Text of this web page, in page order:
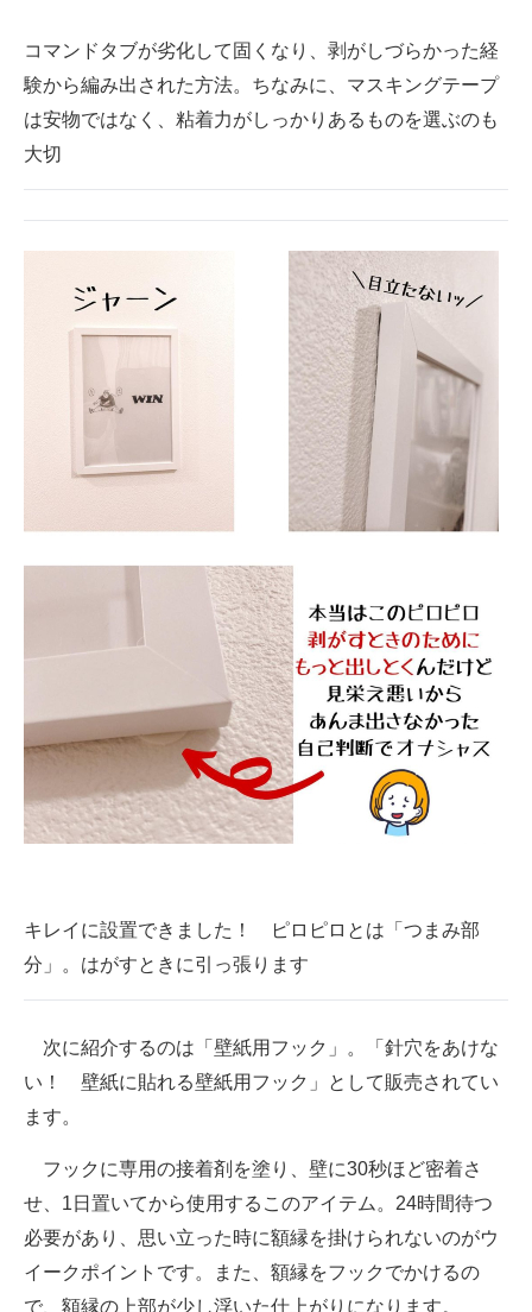
コマンドタブが劣化して固くなり、剥がしづらかった経
験から編み出された方法。ちなみに、マスキングテープ
は安物ではなく、粘着力がしっかりあるものを選ぶのも
大切
キレイに設置できました！ ピロピロとは「つまみ部
分」。はがすときに引っ張ります
次に紹介するのは「壁紙用フック」。「針穴をあけな
い！ 壁紙に貼れる壁紙用フック」として販売されてい
ます。
フックに専用の接着剤を塗り、壁に30秒ほど密着さ
せ、1日置いてから使用するこのアイテム。24時間待つ
必要があり、思い立った時に額縁を掛けられないのがウ
イークポイントです。また、額縁をフックでかけるの
で、額縁の上部が少し浮いた仕上がりになります。